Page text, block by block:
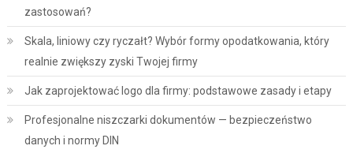
zastosowań?
Skala, liniowy czy ryczałt? Wybór formy opodatkowania, który
realnie zwiększy zyski Twojej firmy
Jak zaprojektować logo dla firmy: podstawowe zasady i etapy
Profesjonalne niszczarki dokumentów — bezpieczeństwo
danych i normy DIN